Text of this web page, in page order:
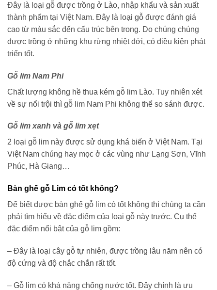
Đây là loại gỗ được trồng ở Lào, nhập khẩu và sản xuất
thành phẩm tại Việt Nam. Đây là loại gỗ được đánh giá
cao từ màu sắc đến cấu trúc bên trong. Do chúng chúng
được trồng ở những khu rừng nhiệt đới, có điều kiện phát
triển tốt.
Gỗ lim Nam Phi
Chất lượng không hề thua kém gỗ lim Lào. Tuy nhiên xét
về sự nổi trội thì gỗ lim Nam Phi không thể so sánh được.
Gỗ lim xanh và gỗ lim xẹt
2 loại gỗ lim này được sử dụng khá biến ở Việt Nam. Tại
Việt Nam chúng hay mọc ở các vùng như Lạng Sơn, Vĩnh
Phúc, Hà Giang…
Bàn ghế gỗ Lim có tốt không?
Để biết được bàn ghế gỗ lim có tốt không thì chúng ta cần
phải tìm hiểu về đặc điểm của loại gỗ này trước. Cụ thể
đặc điểm nổi bật của gỗ lim gồm:
– Đây là loại cây gỗ tự nhiên, được trồng lâu năm nên có
độ cứng và độ chắc chắn rất tốt.
– Gỗ lim có khả năng chống nước tốt. Đây chính là ưu